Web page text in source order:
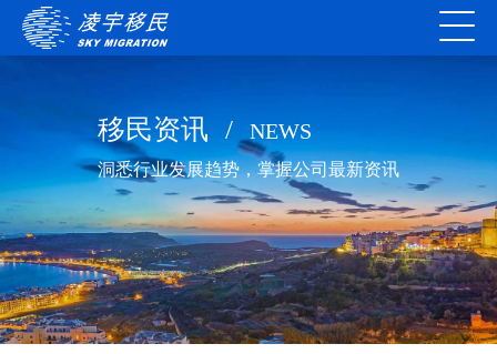
移民资讯 / NEWS
洞悉行业发展趋势，掌握公司最新资讯